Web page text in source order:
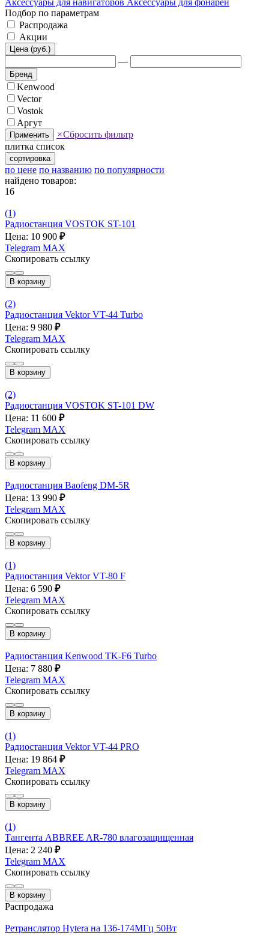
Подбор по параметрам
Распродажа
Акции
Цена (руб.)
—
Бренд
Kenwood
Vector
Vostok
Аргут
Применить ×Сбросить фильтр
плитка список
сортировка
по цене по названию по популярности
найдено товаров:
16
(1)
Радиостанция VOSTOK ST-101
Цена: 10 900 ₽
Telegram MAX
Скопировать ссылку
В корзину
(2)
Радиостанция Vektor VT-44 Turbo
Цена: 9 980 ₽
Telegram MAX
Скопировать ссылку
В корзину
(2)
Радиостанция VOSTOK ST-101 DW
Цена: 11 600 ₽
Telegram MAX
Скопировать ссылку
В корзину
Радиостанция Baofeng DM-5R
Цена: 13 990 ₽
Telegram MAX
Скопировать ссылку
В корзину
(1)
Радиостанция Vektor VT-80 F
Цена: 6 590 ₽
Telegram MAX
Скопировать ссылку
В корзину
Радиостанция Kenwood TK-F6 Turbo
Цена: 7 880 ₽
Telegram MAX
Скопировать ссылку
В корзину
(1)
Радиостанция Vektor VT-44 PRO
Цена: 19 864 ₽
Telegram MAX
Скопировать ссылку
В корзину
(1)
Тангента ABBREE AR-780 влагозащищенная
Цена: 2 240 ₽
Telegram MAX
Скопировать ссылку
В корзину
Распродажа
Ретранслятор Hytera на 136-174МГц 50Вт